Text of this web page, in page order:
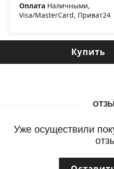
Оплата Наличными,
Visa/MasterCard, Приват24
Купить
Уже осуществили